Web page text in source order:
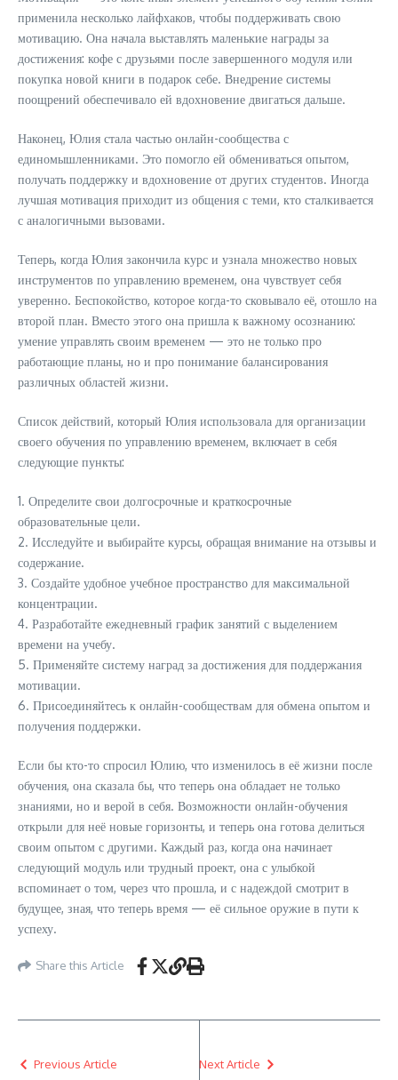
применила несколько лайфхаков, чтобы поддерживать свою
мотивацию. Она начала выставлять маленькие награды за
достижения: кофе с друзьями после завершенного модуля или
покупка новой книги в подарок себе. Внедрение системы
поощрений обеспечивало ей вдохновение двигаться дальше.
Наконец, Юлия стала частью онлайн-сообщества с
единомышленниками. Это помогло ей обмениваться опытом,
получать поддержку и вдохновение от других студентов. Иногда
лучшая мотивация приходит из общения с теми, кто сталкивается
с аналогичными вызовами.
Теперь, когда Юлия закончила курс и узнала множество новых
инструментов по управлению временем, она чувствует себя
уверенно. Беспокойство, которое когда-то сковывало её, отошло на
второй план. Вместо этого она пришла к важному осознанию:
умение управлять своим временем — это не только про
работающие планы, но и про понимание балансирования
различных областей жизни.
Список действий, который Юлия использовала для организации
своего обучения по управлению временем, включает в себя
следующие пункты:
1. Определите свои долгосрочные и краткосрочные
образовательные цели.
2. Исследуйте и выбирайте курсы, обращая внимание на отзывы и
содержание.
3. Создайте удобное учебное пространство для максимальной
концентрации.
4. Разработайте ежедневный график занятий с выделением
времени на учебу.
5. Применяйте систему наград за достижения для поддержания
мотивации.
6. Присоединяйтесь к онлайн-сообществам для обмена опытом и
получения поддержки.
Если бы кто-то спросил Юлию, что изменилось в её жизни после
обучения, она сказала бы, что теперь она обладает не только
знаниями, но и верой в себя. Возможности онлайн-обучения
открыли для неё новые горизонты, и теперь она готова делиться
своим опытом с другими. Каждый раз, когда она начинает
следующий модуль или трудный проект, она с улыбкой
вспоминает о том, через что прошла, и с надеждой смотрит в
будущее, зная, что теперь время — её сильное оружие в пути к
успеху.
Share this Article
Previous Article Next Article